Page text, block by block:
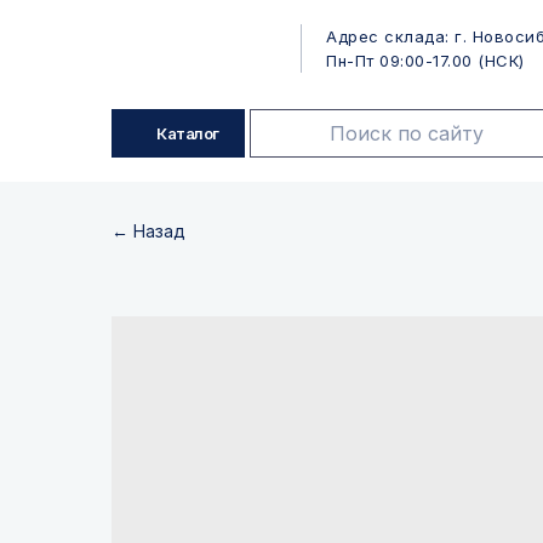
Адрес склада: г.
Пн-Пт 09:00-17.00 (НСК)
Каталог
← Назад